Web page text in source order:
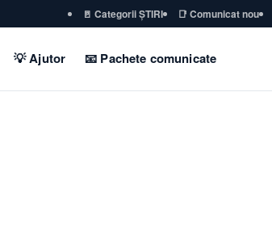
🚪 Categorii ȘTIRI 📑 Comunicat nou
💡 Ajutor 📧 Pachete comunicate